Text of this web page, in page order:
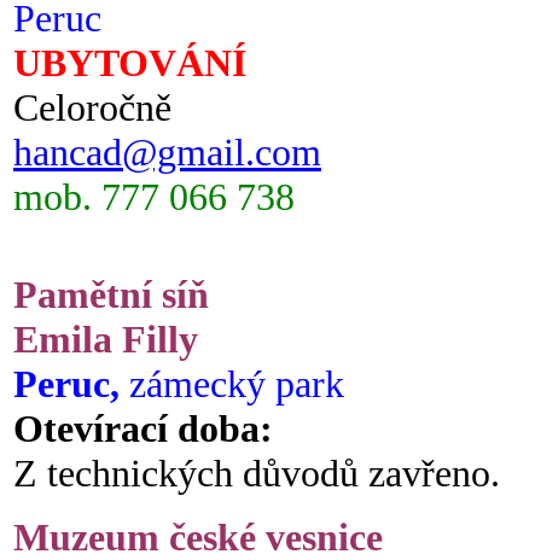
Peruc
UBYTOVÁNÍ
Celoročně
hancad@gmail.com
mob. 777 066 738
Pamětní síň
Emila Filly
Peruc, zámecký park
Otevírací doba:
Z technických důvodů zavřeno.
Muzeum české vesnice